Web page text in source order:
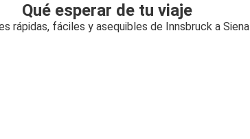
Qué esperar de tu viaje
rápidas, fáciles y asequibles de Innsbruck a Siena